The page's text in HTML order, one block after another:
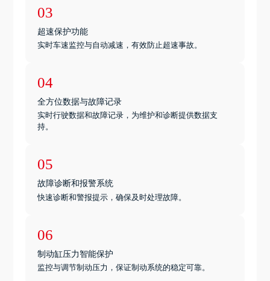
03
超速保护功能
实时车速监控与自动减速，有效防止超速事故。
04
全方位数据与故障记录
实时行驶数据和故障记录，为维护和诊断提供数据支
持。
05
故障诊断和报警系统
快速诊断和警报提示，确保及时处理故障。
06
制动缸压力智能保护
监控与调节制动压力，保证制动系统的稳定可靠。